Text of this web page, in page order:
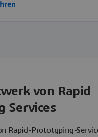
von Rapid
Services
Rapid-Prototyping-